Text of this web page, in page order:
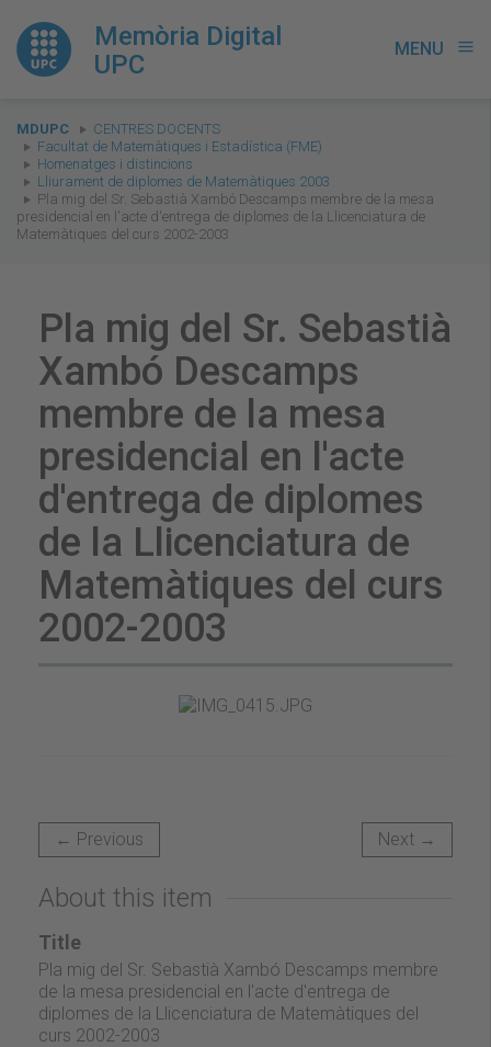
Memòria Digital
UPC
MENU menu
You
are
here:
MDUPC
CENTRES DOCENTS
Facultat de Matemàtiques i Estadística (FME)
Homenatges i distincions
Lliurament de diplomes de Matemàtiques 2003
Pla mig del Sr. Sebastià Xambó Descamps membre de la mesa
presidencial en l'acte d'entrega de diplomes de la Llicenciatura de
Matemàtiques del curs 2002-2003
Pla mig del Sr. Sebastià
Xambó Descamps
membre de la mesa
presidencial en l'acte
d'entrega de diplomes
de la Llicenciatura de
Matemàtiques del curs
2002-2003
← Previous Next →
About this item
Title
Pla mig del Sr. Sebastià Xambó Descamps membre
de la mesa presidencial en l'acte d'entrega de
diplomes de la Llicenciatura de Matemàtiques del
curs 2002-2003